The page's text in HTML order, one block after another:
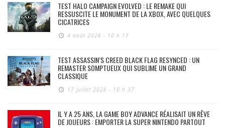
TEST HALO CAMPAIGN EVOLVED : LE REMAKE QUI
RESSUSCITE LE MONUMENT DE LA XBOX, AVEC QUELQUES
CICATRICES
4 août 2026 - 10 h 17
TEST ASSASSIN’S CREED BLACK FLAG RESYNCED : UN
REMASTER SOMPTUEUX QUI SUBLIME UN GRAND
CLASSIQUE
17 juillet 2026 - 10 h 37
IL Y A 25 ANS, LA GAME BOY ADVANCE RÉALISAIT UN RÊVE
DE JOUEURS : EMPORTER LA SUPER NINTENDO PARTOUT